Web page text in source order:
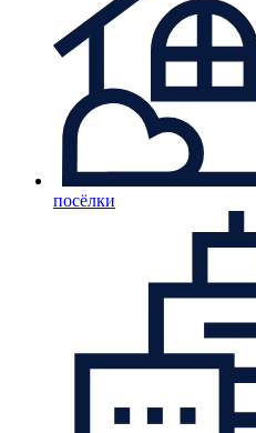
посёлки